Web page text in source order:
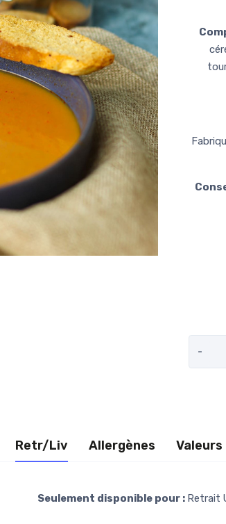
-
Retr/Liv Allergènes
Seulement disponible pour : Retrait